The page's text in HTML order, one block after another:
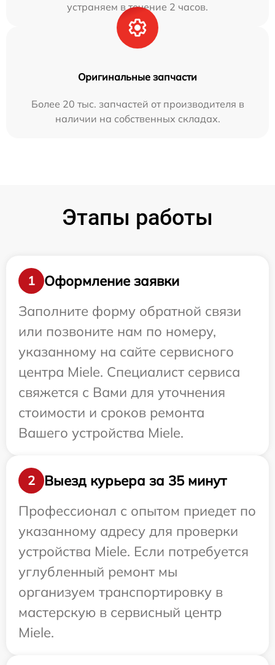
устраняем в течение 2 часов.
Оригинальные запчасти
Более 20 тыс. запчастей от производителя в
наличии на собственных складах.
Этапы работы
1
Оформление заявки
Заполните форму обратной связи
или позвоните нам по номеру,
указанному на сайте сервисного
центра Miele. Специалист сервиса
свяжется с Вами для уточнения
стоимости и сроков ремонта
Вашего устройства Miele.
2
Выезд курьера за 35 минут
Профессионал с опытом приедет по
указанному адресу для проверки
устройства Miele. Если потребуется
углубленный ремонт мы
организуем транспортировку в
мастерскую в сервисный центр
Miele.